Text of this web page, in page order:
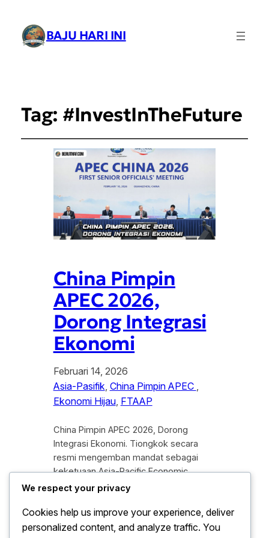
BAJU HARI INI
Tag: #InvestInTheFuture
China Pimpin
APEC 2026,
Dorong Integrasi
Ekonomi
Februari 14, 2026
Asia-Pasifik, China Pimpin APEC
Ekonomi Hijau, FTAAP
China Pimpin APEC 2026, Dorong
Integrasi Ekonomi. Tiongkok secara
resmi mengemban mandat sebagai
keketuaan Asia-Pacific Economic
Cooperation (APEC) untuk tahun 2026.
dinamika ekonomi global yang
memerlukan arah baru menuju stabilitas
We respect your privacy
Cookies help us improve your experience, deliver
personalized content, and analyze traffic. You